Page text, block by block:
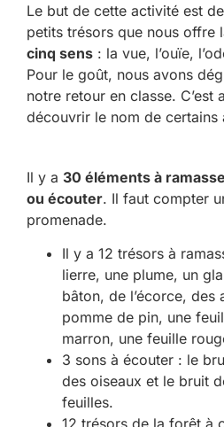
Le but de cette activité est
petits trésors que nous offre
cinq sens : la vue, l’ouïe,
Pour le goût, nous avons
notre retour en classe. C’est
découvrir le nom de certains
Il y a 30 éléments à
ou écouter. Il faut compter
promenade.
Il y a 12 trésors à
lierre, une plume, un
bâton, de l’écorce, des
pomme de pin, une
marron, une feuille
3 sons à écouter : le
des oiseaux et le bruit
feuilles.